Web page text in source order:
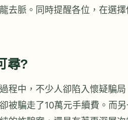
去脈。同時提醒各位，在選
尋?
程中，不少人卻陷入懷疑騙
被騙走了10萬元手續費。而